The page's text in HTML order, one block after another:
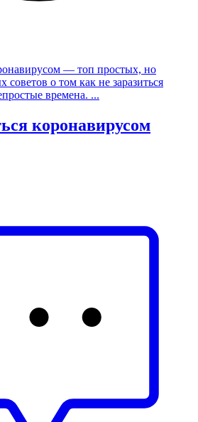
коронавирусом